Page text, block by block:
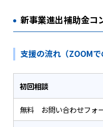
新事業進出補助金コ
支援の流れ（ZOOMで
初回相談
無料 お問い合わせフォ